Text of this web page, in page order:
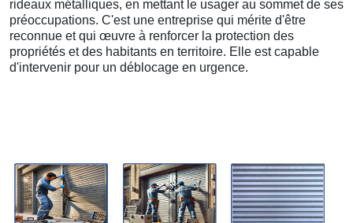
rideaux métalliques, en mettant le usager au sommet de ses
préoccupations. C'est une entreprise qui mérite d'être
reconnue et qui œuvre à renforcer la protection des
propriétés et des habitants en territoire. Elle est capable
d'intervenir pour un déblocage en urgence.